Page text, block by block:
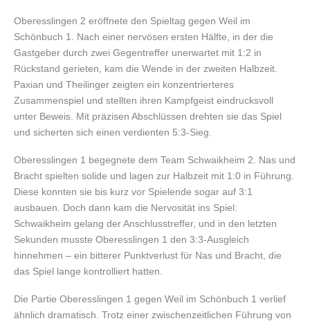
Oberesslingen 2 eröffnete den Spieltag gegen Weil im
Schönbuch 1. Nach einer nervösen ersten Hälfte, in der die
Gastgeber durch zwei Gegentreffer unerwartet mit 1:2 in
Rückstand gerieten, kam die Wende in der zweiten Halbzeit.
Paxian und Theilinger zeigten ein konzentrierteres
Zusammenspiel und stellten ihren Kampfgeist eindrucksvoll
unter Beweis. Mit präzisen Abschlüssen drehten sie das Spiel
und sicherten sich einen verdienten 5:3-Sieg.
Oberesslingen 1 begegnete dem Team Schwaikheim 2. Nas und
Bracht spielten solide und lagen zur Halbzeit mit 1:0 in Führung.
Diese konnten sie bis kurz vor Spielende sogar auf 3:1
ausbauen. Doch dann kam die Nervosität ins Spiel:
Schwaikheim gelang der Anschlusstreffer, und in den letzten
Sekunden musste Oberesslingen 1 den 3:3-Ausgleich
hinnehmen – ein bitterer Punktverlust für Nas und Bracht, die
das Spiel lange kontrolliert hatten.
Die Partie Oberesslingen 1 gegen Weil im Schönbuch 1 verlief
ähnlich dramatisch. Trotz einer zwischenzeitlichen Führung von